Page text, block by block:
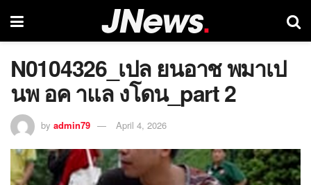
N0104326_เปล ยนอาช พมาเป
นพ อค าแล งโดน_part 2
by admin79 April 4, 2026